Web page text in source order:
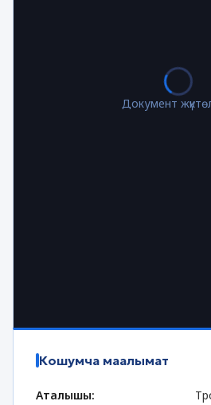
Документ
Кошумча маалымат
Аталышы: